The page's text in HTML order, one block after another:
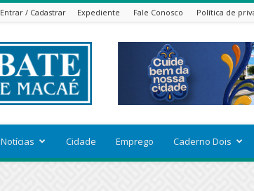
Entrar / Cadastrar Expediente Fale Conosco Política de
Notícias Cidade Emprego Caderno Dois